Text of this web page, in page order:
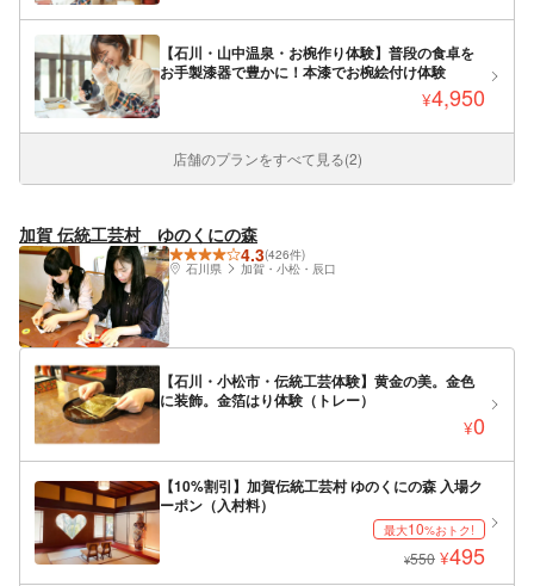
【石川・山中温泉・お椀作り体験】普段の食卓を
お手製漆器で豊かに！本漆でお椀絵付け体験
¥4,950
店舗のプランをすべて見る(2)
加賀 伝統工芸村 ゆのくにの森
4.3(426件)
石川県
加賀・小松・辰口
【石川・小松市・伝統工芸体験】黄金の美。金色
に装飾。金箔はり体験（トレー）
¥0
【10%割引】加賀伝統工芸村 ゆのくにの森 入場ク
ーポン（入村料）
最大10%おトク!
¥550 ¥495